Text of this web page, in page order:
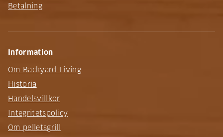
Betalning
Information
Om Backyard Living
Historia
Handelsvillkor
Integritetspolicy
Om pelletsgrill